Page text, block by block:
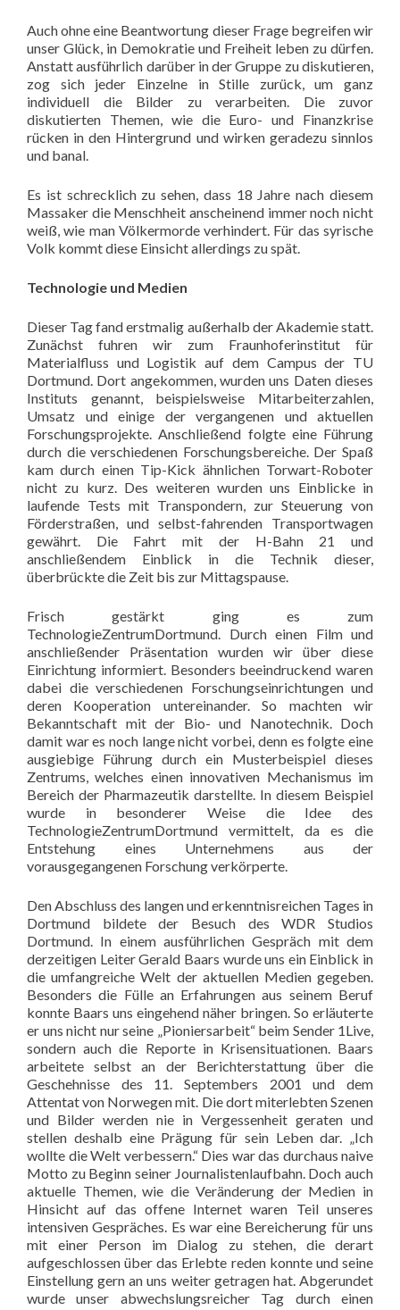
Auch ohne eine Beantwortung dieser Frage begreifen wir
unser Glück, in Demokratie und Freiheit leben zu dürfen.
Anstatt ausführlich darüber in der Gruppe zu diskutieren,
zog sich jeder Einzelne in Stille zurück, um ganz
individuell die Bilder zu verarbeiten. Die zuvor
diskutierten Themen, wie die Euro- und Finanzkrise
rücken in den Hintergrund und wirken geradezu sinnlos
und banal.
Es ist schrecklich zu sehen, dass 18 Jahre nach diesem
Massaker die Menschheit anscheinend immer noch nicht
weiß, wie man Völkermorde verhindert. Für das syrische
Volk kommt diese Einsicht allerdings zu spät.
Technologie und Medien
Dieser Tag fand erstmalig außerhalb der Akademie statt.
Zunächst fuhren wir zum Fraunhoferinstitut für
Materialfluss und Logistik auf dem Campus der TU
Dortmund. Dort angekommen, wurden uns Daten dieses
Instituts genannt, beispielsweise Mitarbeiterzahlen,
Umsatz und einige der vergangenen und aktuellen
Forschungsprojekte. Anschließend folgte eine Führung
durch die verschiedenen Forschungsbereiche. Der Spaß
kam durch einen Tip-Kick ähnlichen Torwart-Roboter
nicht zu kurz. Des weiteren wurden uns Einblicke in
laufende Tests mit Transpondern, zur Steuerung von
Förderstraßen, und selbst-fahrenden Transportwagen
gewährt. Die Fahrt mit der H-Bahn 21 und
anschließendem Einblick in die Technik dieser,
überbrückte die Zeit bis zur Mittagspause.
Frisch gestärkt ging es zum
TechnologieZentrumDortmund. Durch einen Film und
anschließender Präsentation wurden wir über diese
Einrichtung informiert. Besonders beeindruckend waren
dabei die verschiedenen Forschungseinrichtungen und
deren Kooperation untereinander. So machten wir
Bekanntschaft mit der Bio- und Nanotechnik. Doch
damit war es noch lange nicht vorbei, denn es folgte eine
ausgiebige Führung durch ein Musterbeispiel dieses
Zentrums, welches einen innovativen Mechanismus im
Bereich der Pharmazeutik darstellte. In diesem Beispiel
wurde in besonderer Weise die Idee des
TechnologieZentrumDortmund vermittelt, da es die
Entstehung eines Unternehmens aus der
vorausgegangenen Forschung verkörperte.
Den Abschluss des langen und erkenntnisreichen Tages in
Dortmund bildete der Besuch des WDR Studios
Dortmund. In einem ausführlichen Gespräch mit dem
derzeitigen Leiter Gerald Baars wurde uns ein Einblick in
die umfangreiche Welt der aktuellen Medien gegeben.
Besonders die Fülle an Erfahrungen aus seinem Beruf
konnte Baars uns eingehend näher bringen. So erläuterte
er uns nicht nur seine „Pioniersarbeit“ beim Sender 1Live,
sondern auch die Reporte in Krisensituationen. Baars
arbeitete selbst an der Berichterstattung über die
Geschehnisse des 11. Septembers 2001 und dem
Attentat von Norwegen mit. Die dort miterlebten Szenen
und Bilder werden nie in Vergessenheit geraten und
stellen deshalb eine Prägung für sein Leben dar. „Ich
wollte die Welt verbessern.“ Dies war das durchaus naive
Motto zu Beginn seiner Journalistenlaufbahn. Doch auch
aktuelle Themen, wie die Veränderung der Medien in
Hinsicht auf das offene Internet waren Teil unseres
intensiven Gespräches. Es war eine Bereicherung für uns
mit einer Person im Dialog zu stehen, die derart
aufgeschlossen über das Erlebte reden konnte und seine
Einstellung gern an uns weiter getragen hat. Abgerundet
wurde unser abwechslungsreicher Tag durch einen